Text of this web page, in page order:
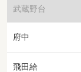
武蔵野台
府中
飛田給